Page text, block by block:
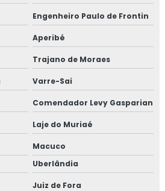
dutos preço
dutos valor
turbinas
fibra cerâmica
rio de janeiro
Engenheiro Paulo de Frontin
Aperibé
Trajano de Moraes
Varre-Sai
Comendador Levy Gasparian
Laje do Muriaé
Macuco
Uberlândia
Juiz de Fora